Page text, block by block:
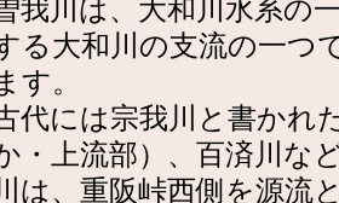
我川は、大和川水系の
る大和川の支流の一つ
す。
代には宗我川と書かれ
・上流部）、百済川な
は、重阪峠西側を源流